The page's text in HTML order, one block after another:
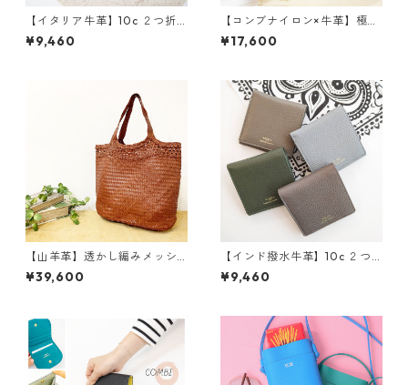
【イタリア牛革】10c ２つ折
り財布<20色展開> 本革 牛
革 レザーウォレット 革財
¥9,460
【コンブナイロン×牛革】極軽
バイカラートートバッグ 軽
い 撥水 M5056
¥17,600
【山羊革】透かし編みメッシ
ュトートバッグ Lサイズ<４色
展開> 手編み ハンドメイ
¥39,600
【インド撥水牛革】10c ２つ
折り財布<限定4色> 本革 牛
革 レザーウォレット 革財
¥9,460